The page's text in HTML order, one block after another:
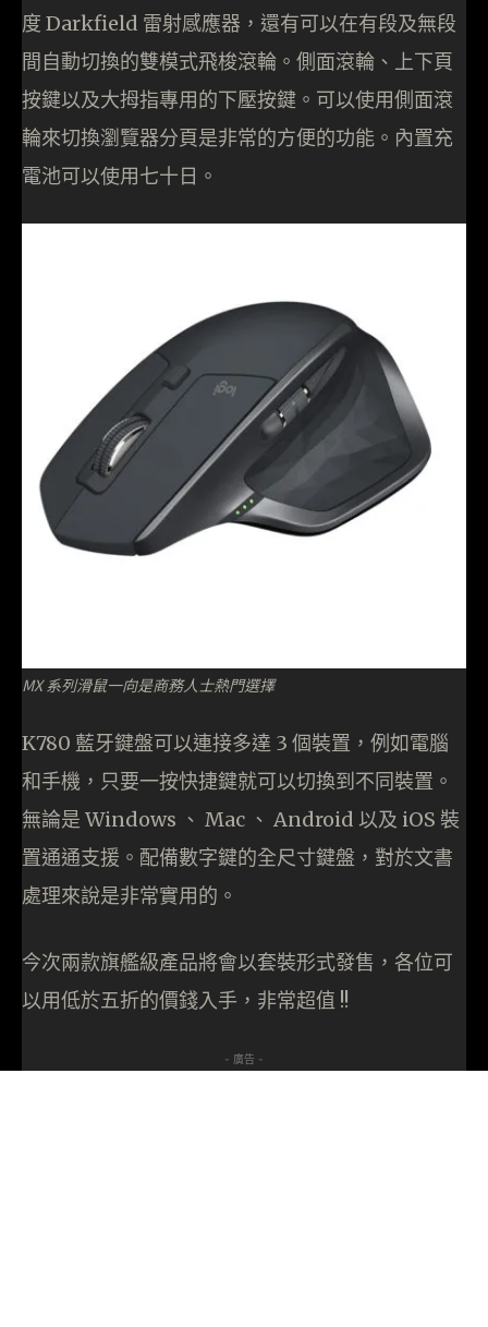
度 Darkfield 雷射感應器，還有可以在有段及無段
間自動切換的雙模式飛梭滾輪。側面滾輪、上下頁
按鍵以及大拇指專用的下壓按鍵。可以使用側面滾
輪來切換瀏覽器分頁是非常的方便的功能。內置充
電池可以使用七十日。
MX 系列滑鼠一向是商務人士熱門選擇
K780 藍牙鍵盤可以連接多達 3 個裝置，例如電腦
和手機，只要一按快捷鍵就可以切換到不同裝置。
無論是 Windows 、 Mac 、 Android 以及 iOS 裝
置通通支援。配備數字鍵的全尺寸鍵盤，對於文書
處理來說是非常實用的。
今次兩款旗艦級產品將會以套裝形式發售，各位可
以用低於五折的價錢入手，非常超值 !!
- 廣告 -